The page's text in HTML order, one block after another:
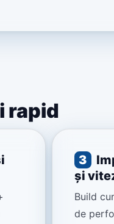
rapid
3
și
Build
de